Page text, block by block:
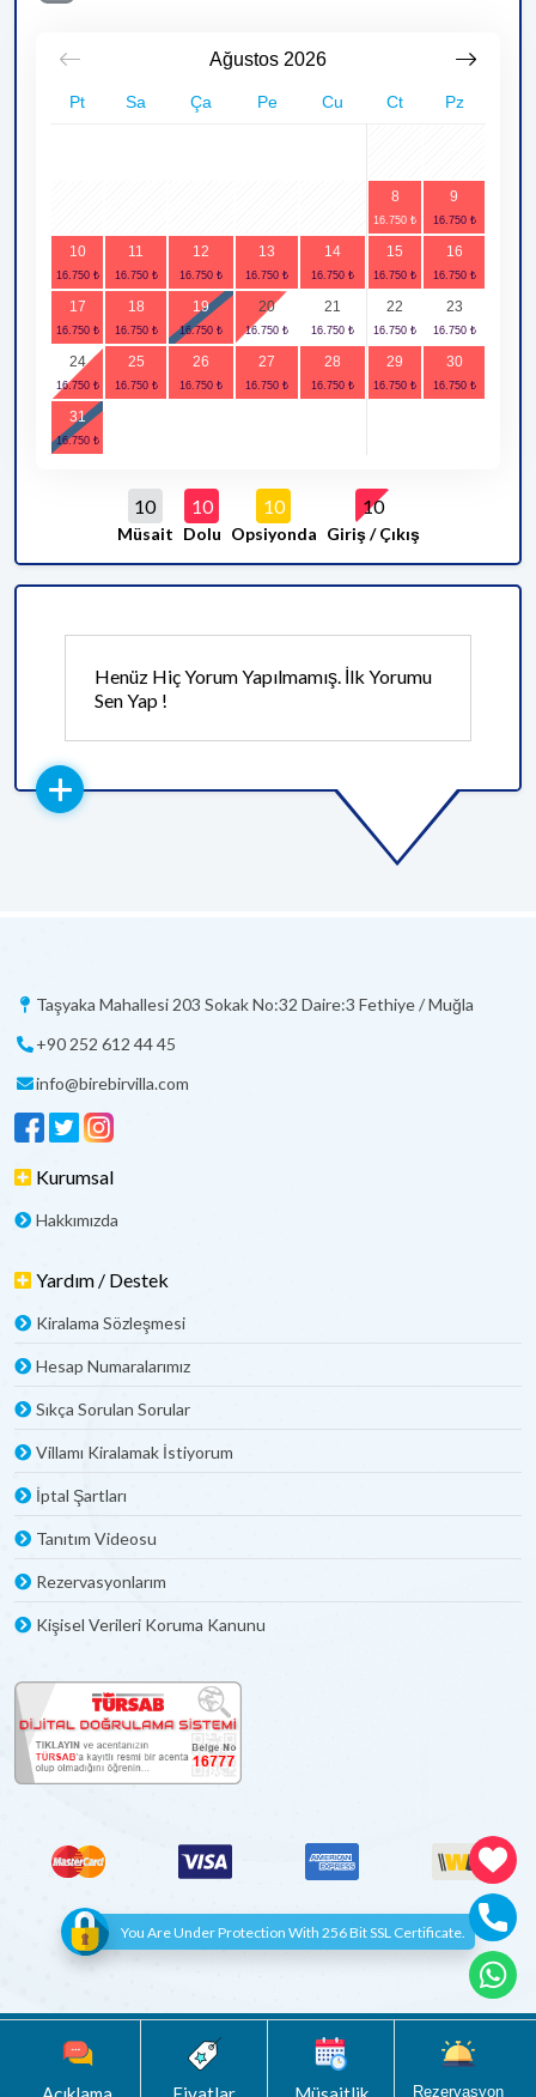
Ağustos 2026
Pt Sa Ça Pe Cu Ct Pz
8 9
10 11 12 13 14 15 16
17 18 19 20 21 22 23
24 25 26 27 28 29 30
31
10
Müsait
10
Dolu
10
Opsiyonda
10
Giriş / Çıkış
Henüz Hiç Yorum Yapılmamış. İlk Yorumu
Sen Yap !
Taşyaka Mahallesi 203 Sokak No:32 Daire:3 Fethiye / Muğla
+90 252 612 44 45
info@birebirvilla.com
Kurumsal
Hakkımızda
Yardım / Destek
Kiralama Sözleşmesi
Hesap Numaralarımız
Sıkça Sorulan Sorular
Villamı Kiralamak İstiyorum
İptal Şartları
Tanıtım Videosu
Rezervasyonlarım
Kişisel Verileri Koruma Kanunu
You Are Under Protection With 256 Bit SSL Certificate.
© Copyright 2012 - 2022 | All Rights Reserved
Rezervasyon